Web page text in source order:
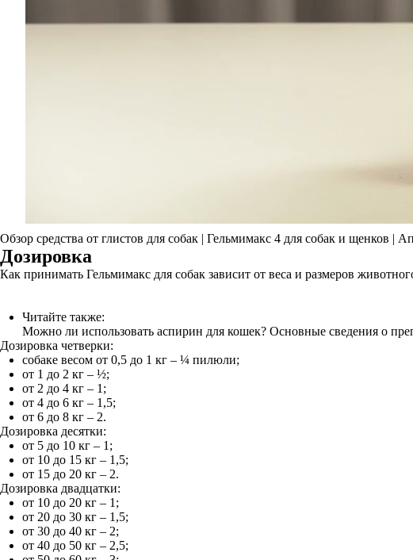
Обзор средства от глистов для собак | Гельмимакс 4 для собак и щенков |
Дозировка
Как принимать Гельмимакс для собак зависит от веса и размеров
Читайте также:
Можно ли использовать аспирин для кошек? Основные сведения о
Дозировка четверки:
собаке весом от 0,5 до 1 кг – ¼ пилюли;
от 1 до 2 кг – ½;
от 2 до 4 кг – 1;
от 4 до 6 кг – 1,5;
от 6 до 8 кг – 2.
Дозировка десятки:
от 5 до 10 кг – 1;
от 10 до 15 кг – 1,5;
от 15 до 20 кг – 2.
Дозировка двадцатки:
от 10 до 20 кг – 1;
от 20 до 30 кг – 1,5;
от 30 до 40 кг – 2;
от 40 до 50 кг – 2,5;